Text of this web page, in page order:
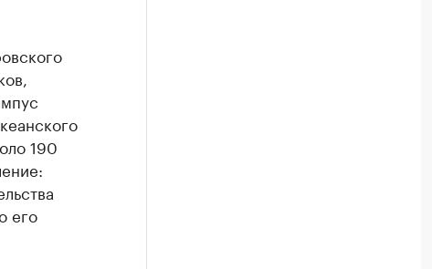
190
его